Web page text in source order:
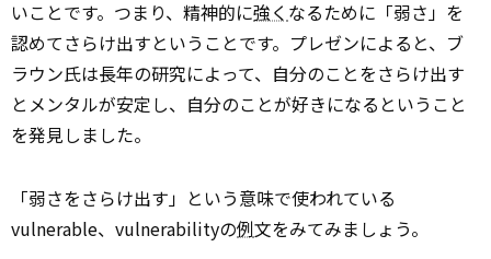
いことです。つまり、精神的に強く なるために「弱さ」を
認めてさらけ出すということです。プレゼンによると、ブ
ラウン氏は長年の研究によって、自分のことをさらけ出す
とメンタルが安定し、自分のことが好きになるということ
を発見しました。
「弱さをさらけ出す」という意味で使われている
vulnerable、vulnerabilityの例文をみてみましょう。